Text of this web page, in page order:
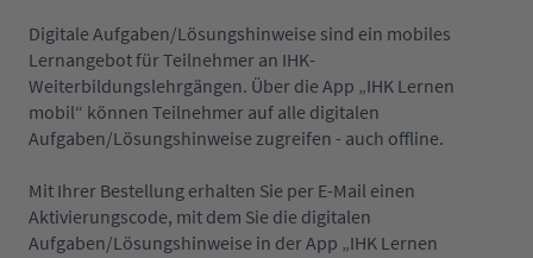
Digitale Aufgaben/Lösungshinweise sind ein mobiles
Lernangebot für Teilnehmer an IHK-
Weiterbildungslehrgängen. Über die App „IHK Lernen
mobil“ können Teilnehmer auf alle digitalen
Aufgaben/Lösungshinweise zugreifen - auch offline.
Mit Ihrer Bestellung erhalten Sie per E-Mail einen
Aktivierungscode, mit dem Sie die digitalen
Aufgaben/Lösungshinweise in der App „IHK Lernen